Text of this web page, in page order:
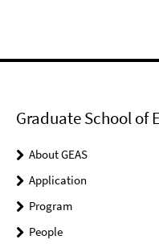
Graduate School of
About GEAS
Application
Program
People